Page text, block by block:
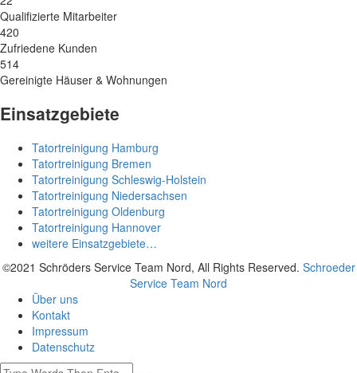
Qualifizierte Mitarbeiter
420
Zufriedene Kunden
514
Gereinigte Häuser & Wohnungen
Einsatzgebiete
Tatortreinigung Hamburg
Tatortreinigung Bremen
Tatortreinigung Schleswig-Holstein
Tatortreinigung Niedersachsen
Tatortreinigung Oldenburg
Tatortreinigung Hannover
weitere Einsatzgebiete…
©2021 Schröders Service Team Nord, All Rights Reserved. Schroeder
Service Team Nord
Über uns
Kontakt
Impressum
Datenschutz